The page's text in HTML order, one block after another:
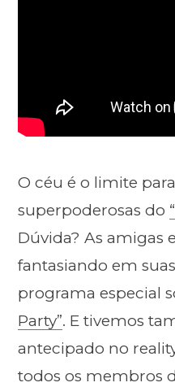
O céu é o limite
superpoderosas do
Dúvida? As amigas
fantasiando em
programa especial
Party”. E tivemos
antecipado no
todos os membros